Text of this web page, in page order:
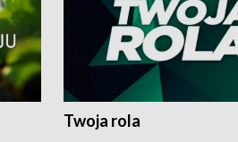
Twoja rola